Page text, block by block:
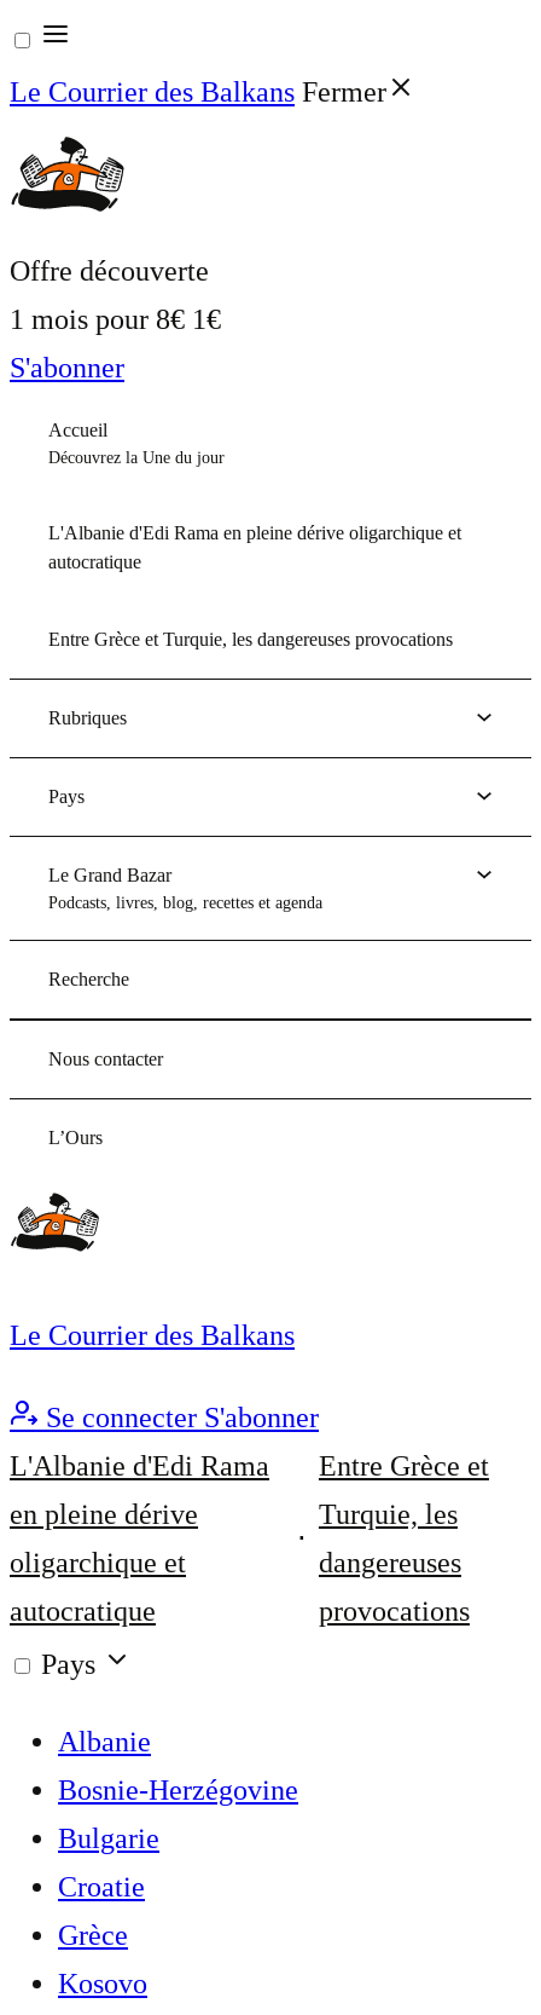
Aller
au
contenu
Le Courrier des Balkans Fermer
Offre découverte
1 mois pour 8€ 1€
S'abonner
Accueil
Découvrez la Une du jour
L'Albanie d'Edi Rama en pleine dérive oligarchique et
autocratique
Entre Grèce et Turquie, les dangereuses provocations
Rubriques
Pays
Le Grand Bazar
Podcasts, livres, blog, recettes et agenda
Recherche
Nous contacter
L’Ours
Le Courrier des Balkans
Se connecter S'abonner
L'Albanie d'Edi Rama
en pleine dérive
oligarchique et
autocratique
Entre Grèce et
Turquie, les
dangereuses
provocations
Pays
Albanie
Bosnie-Herzégovine
Bulgarie
Croatie
Grèce
Kosovo